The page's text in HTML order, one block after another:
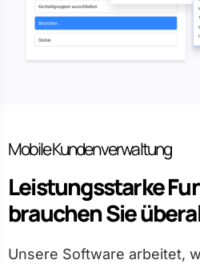
Mobile Kundenverwaltung
Leistungsstarke
brauchen Sie
Unsere Software arbeitet,